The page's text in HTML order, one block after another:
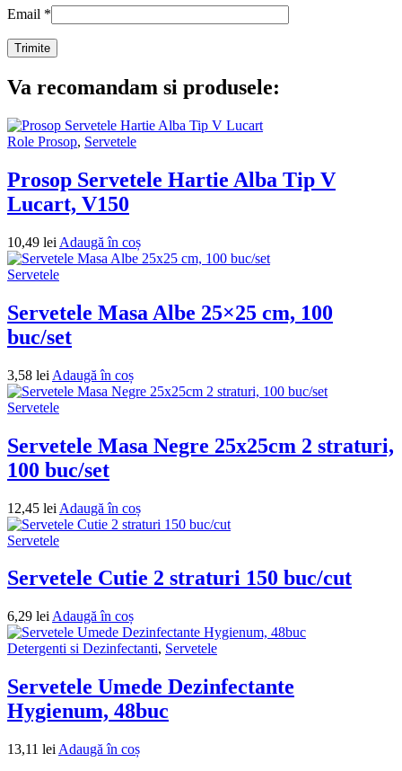
Email *
Va recomandam si produsele:
Role Prosop, Servetele
Prosop Servetele Hartie Alba Tip V
Lucart, V150
10,49 lei Adaugă în coș
Servetele
Servetele Masa Albe 25×25 cm, 100
buc/set
3,58 lei Adaugă în coș
Servetele
Servetele Masa Negre 25x25cm 2 straturi,
100 buc/set
12,45 lei Adaugă în coș
Servetele
Servetele Cutie 2 straturi 150 buc/cut
6,29 lei Adaugă în coș
Detergenti si Dezinfectanti, Servetele
Servetele Umede Dezinfectante
Hygienum, 48buc
13,11 lei Adaugă în coș